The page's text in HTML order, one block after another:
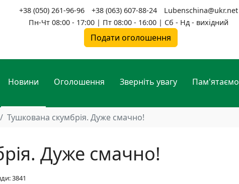
+38 (050) 261-96-96 +38 (063) 607-88-24
Lubenschina@ukr.net
Пн-Чт 08:00 - 17:00 | Пт 08:00 - 16:00 | Сб - Нд - вихідний
Подати оголошення
Новини Оголошення Зверніть увагу Пам'ятаємо
Тушкована скумбрія. Дуже смачно!
Дуже смачно!
3841